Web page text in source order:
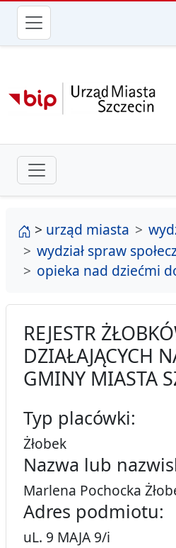
przejdź do głównego
strona główna
> urząd miasta
wydział spraw
opieka nad dziećmi
REJESTR
DZIAŁAJĄCYCH
GMINY MIASTA
Typ placówki:
Żłobek
Nazwa lub
Marlena Pochocka
Adres podmiotu:
uL. 9 MAJA 9/i